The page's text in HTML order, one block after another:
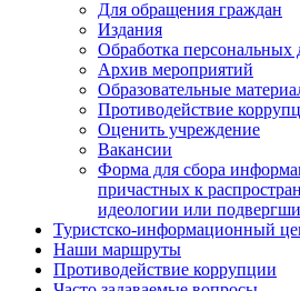
Для обращения граждан
Издания
Обработка персональных
Архив мероприятий
Образовательные
Противодействие
Оценить учреждение
Вакансии
Форма для сбора
причастных к
идеологии или
Туристско-информационный
Наши маршруты
Противодействие коррупции